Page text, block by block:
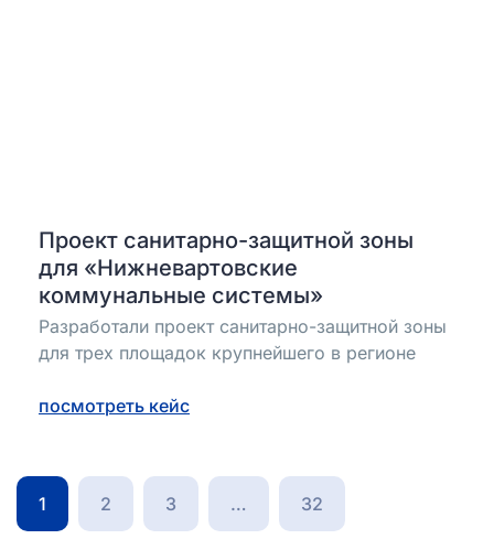
Проект санитарно-защитной зоны
для «Нижневартовские
коммунальные системы»
Разработали проект санитарно-защитной зоны
для трех площадок крупнейшего в регионе
посмотреть кейс
1 2 3 … 32